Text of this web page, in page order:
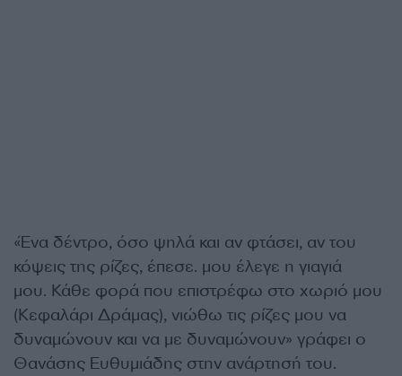
«Ένα δέντρο, όσο ψηλά και αν φτάσει, αν του
κόψεις της ρίζες, έπεσε. μου έλεγε η γιαγιά
μου. Κάθε φορά που επιστρέφω στο χωριό μου
(Κεφαλάρι Δράμας), νιώθω τις ρίζες μου να
δυναμώνουν και να με δυναμώνουν» γράφει ο
Θανάσης Ευθυμιάδης στην ανάρτησή του.